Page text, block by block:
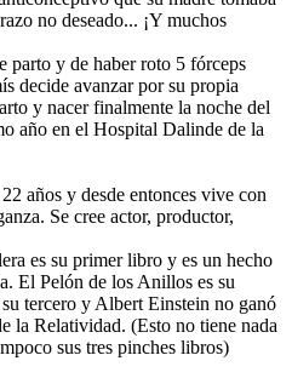
no deseado... ¡Y muchos
parto y de haber roto 5 fórceps
decide avanzar por su propia
y nacer finalmente la noche del
año en el Hospital Dalinde de la
años y desde entonces vive con
Se cree actor, productor,
es su primer libro y es un hecho
El Pelón de los Anillos es su
tercero y Albert Einstein no ganó
la Relatividad. (Esto no tiene nada
sus tres pinches libros)